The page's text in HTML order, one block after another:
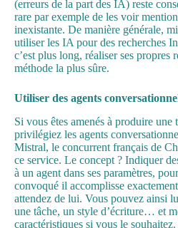
(erreurs de la part des IA) reste
rare par exemple de les voir
inexistante. De manière générale,
utiliser les IA pour des recherches
c’est plus long, réaliser ses propres
méthode la plus sûre.
Utiliser des agents
Si vous êtes amenés à produire une
privilégiez les agents
Mistral, le concurrent français de
ce service. Le concept ? Indiquer
à un agent dans ses paramètres,
convoqué il accomplisse
attendez de lui. Vous pouvez ainsi
une tâche, un style d’écriture… et
caractéristiques si vous le